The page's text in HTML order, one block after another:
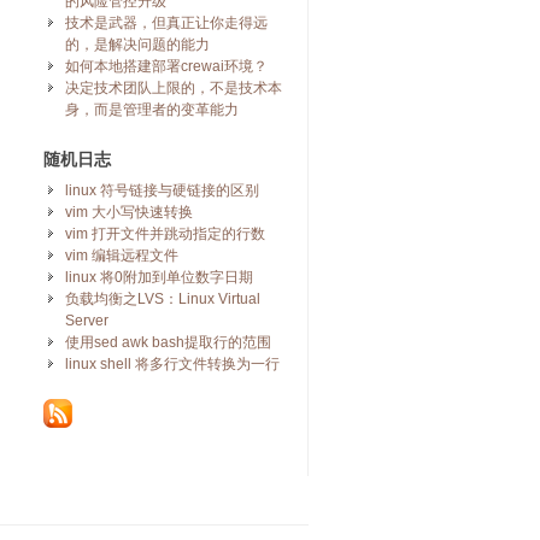
技术是武器，但真正让你走得远
的，是解决问题的能力
如何本地搭建部署crewai环境？
决定技术团队上限的，不是技术本
身，而是管理者的变革能力
随机日志
linux 符号链接与硬链接的区别
vim 大小写快速转换
vim 打开文件并跳动指定的行数
vim 编辑远程文件
linux 将0附加到单位数字日期
负载均衡之LVS：Linux Virtual
Server
使用sed awk bash提取行的范围
linux shell 将多行文件转换为一行